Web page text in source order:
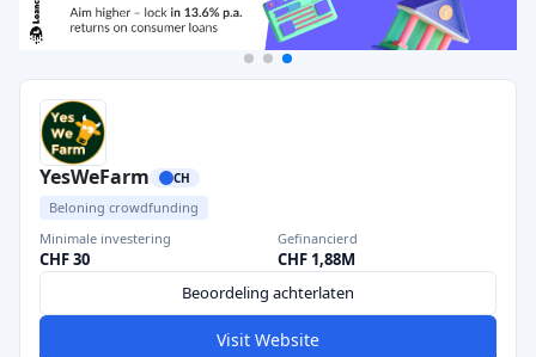
YesWeFarm CH
Beloning crowdfunding
Minimale investering
CHF 30
Gefinancierd
CHF 1,88M
Beoordeling achterlaten
Visit Website